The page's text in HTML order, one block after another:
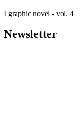
I graphic novel - vol. 4
Newsletter